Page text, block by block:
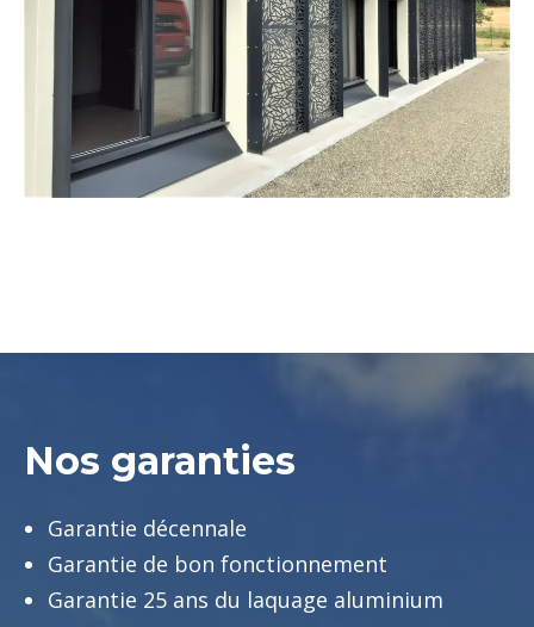
Nos garanties
Garantie décennale
Garantie de bon fonctionnement
Garantie 25 ans du laquage aluminium